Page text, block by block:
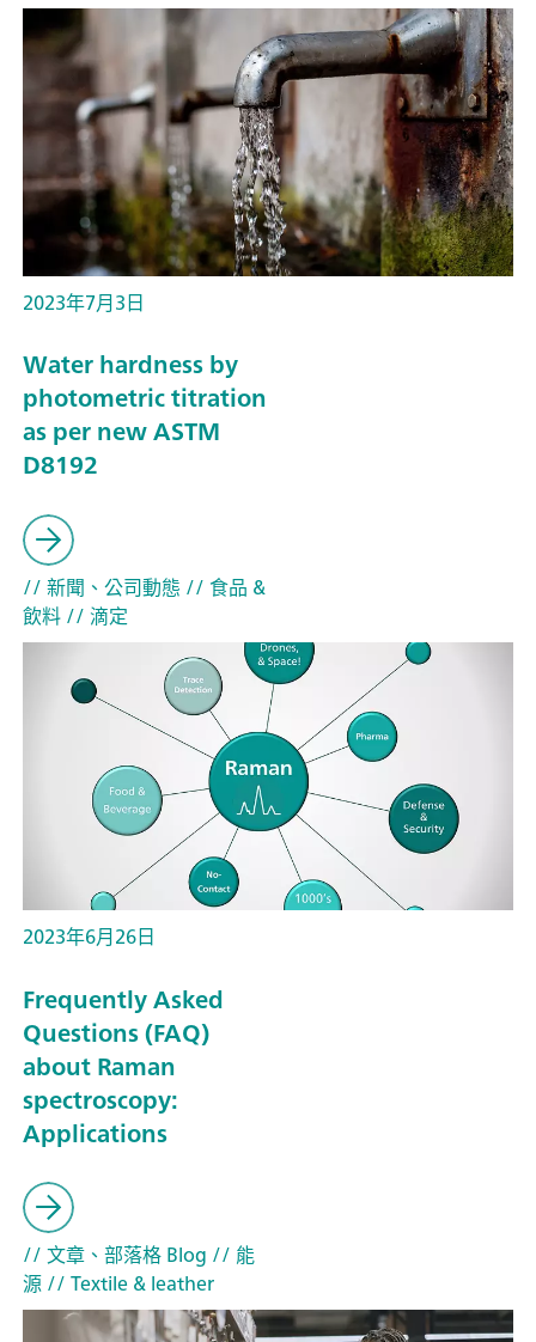
2023年7月3日
Water hardness by
photometric titration
as per new ASTM
D8192
// 新聞、公司動態 // 食品 &
飲料// 滴定
2023年6月26日
Frequently Asked
Questions (FAQ)
about Raman
spectroscopy:
Applications
// 文章、部落格 Blog // 能
源// Textile & leather